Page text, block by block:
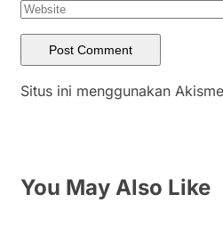
Situs ini menggunakan
You May Also Like